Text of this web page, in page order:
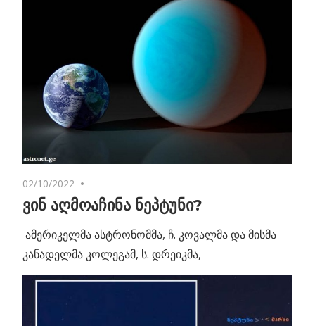
02/10/2022
ვინ აღმოაჩინა ნეპტუნი?
ამერიკელმა ასტრონომმა, ჩ. კოვალმა და მისმა
კანადელმა კოლეგამ, ს. დრეიკმა,